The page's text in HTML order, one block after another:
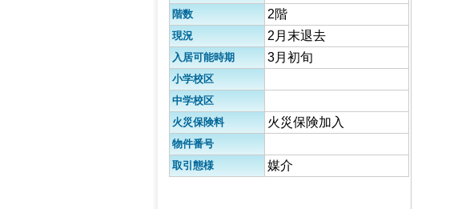
階数 2階
現況 2月末退去
入居可能時期 3月初旬
小学校区
中学校区
火災保険料
火災保険加入
物件番号
取引態様
媒介